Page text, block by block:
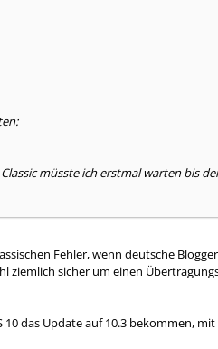
müsste ich erstmal warten bis
Fehler, wenn deutsche
sicher um einen
das Update auf 10.3 bekommen,